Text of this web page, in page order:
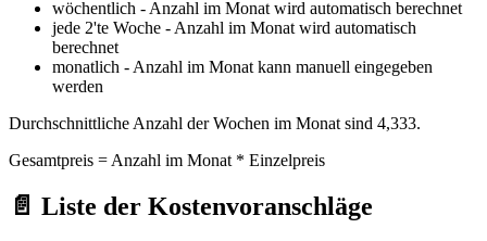
wöchentlich - Anzahl im Monat wird automatisch berechnet
jede 2'te Woche - Anzahl im Monat wird automatisch
berechnet
monatlich - Anzahl im Monat kann manuell eingegeben
werden
Durchschnittliche Anzahl der Wochen im Monat sind 4,333.
Gesamtpreis = Anzahl im Monat * Einzelpreis
📄 Liste der Kostenvoranschläge